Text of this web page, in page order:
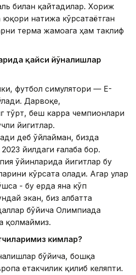
билан қайтадилар. Хориж
натижа кўрсатаётган
терма жамоага ҳам таклиф
қайси йўналишлар
футбол симулятори — E-
Дарвоқе,
тўрт, беш карра чемпионлари
йигитлар.
деб ўйлайман, бизда
йилдаги ғалаба бор.
ўйинларида йигитлар бу
кўрсата олади. Агар улар
- бу ерда яна кўп
экан, биз албатта
бўйича Олимпиада
қолмаймиз.
кимлар?
бўйича, бошқа
етакчилик қилиб келяпти.